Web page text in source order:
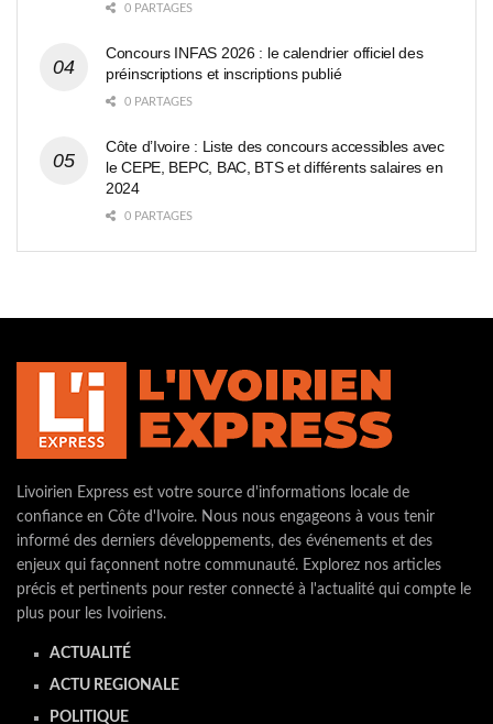
0 PARTAGES
Concours INFAS 2026 : le calendrier officiel des
préinscriptions et inscriptions publié
0 PARTAGES
Côte d’Ivoire : Liste des concours accessibles avec
le CEPE, BEPC, BAC, BTS et différents salaires en
2024
0 PARTAGES
Livoirien Express est votre source d'informations locale de
confiance en Côte d'Ivoire. Nous nous engageons à vous tenir
informé des derniers développements, des événements et des
enjeux qui façonnent notre communauté. Explorez nos articles
précis et pertinents pour rester connecté à l'actualité qui compte le
plus pour les Ivoiriens.
ACTUALITÉ
ACTU REGIONALE
POLITIQUE